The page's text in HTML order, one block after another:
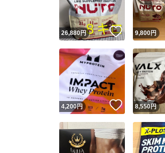
26,880円 いいね！
9,800円
4,200円 いいね！
8,550円